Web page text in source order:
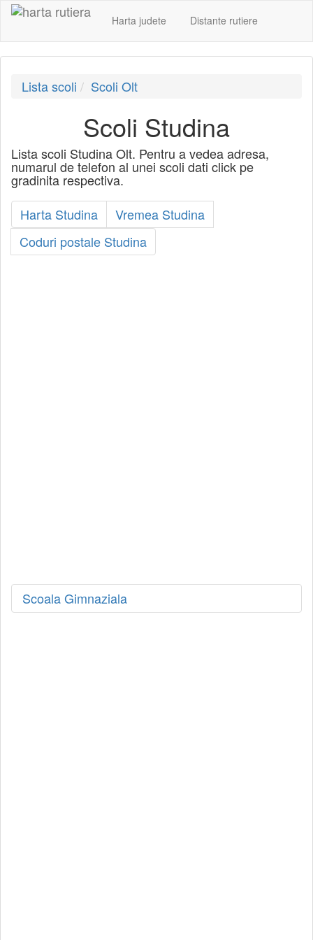
Harta judete Distante rutiere
Lista scoli Scoli Olt
Scoli Studina
Lista scoli Studina Olt. Pentru a vedea adresa,
numarul de telefon al unei scoli dati click pe
gradinita respectiva.
Harta Studina
Vremea Studina
Coduri postale Studina
Scoala Gimnaziala